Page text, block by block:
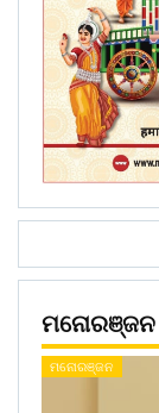
ମନୋରଞ୍ଜନ
ମନୋରଞ୍ଜନ